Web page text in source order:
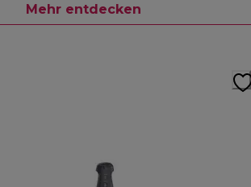
Mehr entdecken